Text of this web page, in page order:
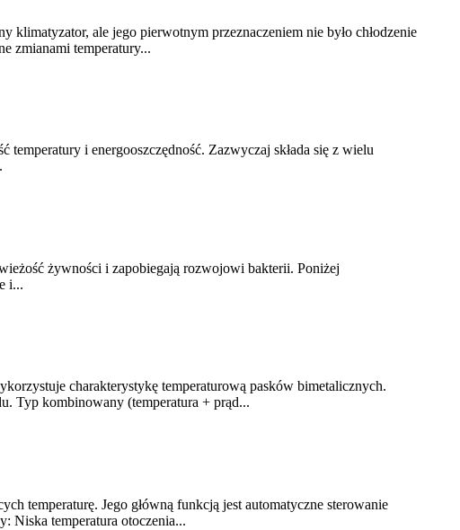
ale jego pierwotnym przeznaczeniem nie było chłodzenie
zmianami temperatury...
i energooszczędność. Zazwyczaj składa się z wielu
żywności i zapobiegają rozwojowi bakterii. Poniżej
i...
charakterystykę temperaturową pasków bimetalicznych.
Typ kombinowany (temperatura + prąd...
temperaturę. Jego główną funkcją jest automatyczne sterowanie
Niska temperatura otoczenia...